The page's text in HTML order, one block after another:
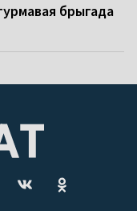
брыгада